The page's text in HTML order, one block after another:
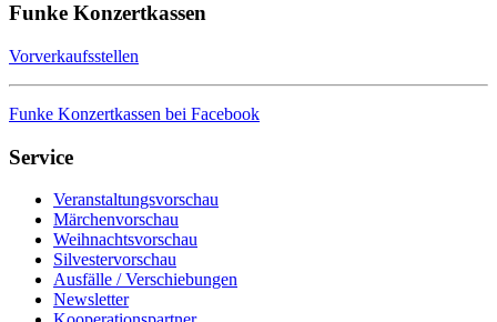
Funke Konzertkassen
Vorverkaufsstellen
Funke Konzertkassen bei Facebook
Service
Veranstaltungsvorschau
Märchenvorschau
Weihnachtsvorschau
Silvestervorschau
Ausfälle / Verschiebungen
Newsletter